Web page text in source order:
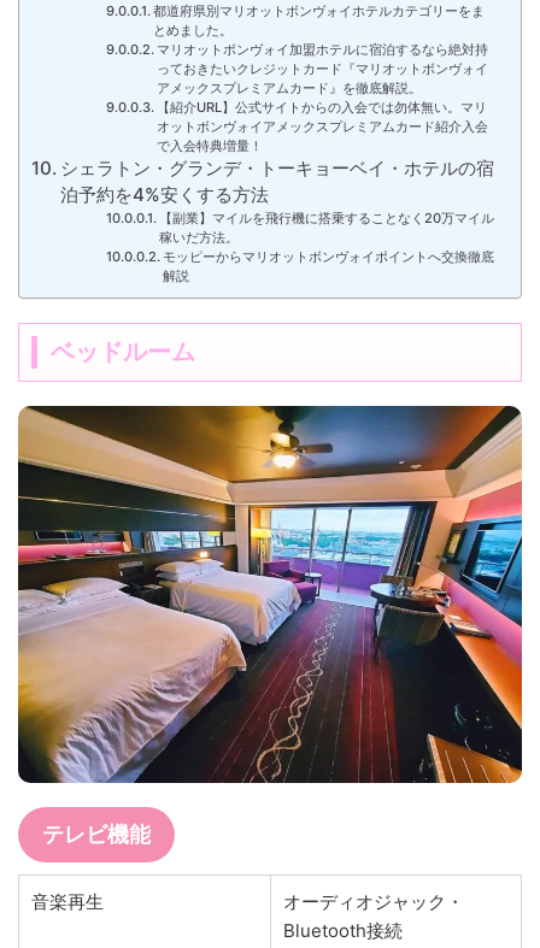
都道府県別マリオットボンヴォイホテルカテゴリーをま
とめました。
マリオットボンヴォイ加盟ホテルに宿泊するなら絶対持
っておきたいクレジットカード『マリオットボンヴォイ
アメックスプレミアムカード』を徹底解説。
【紹介URL】公式サイトからの入会では勿体無い。マリ
オットボンヴォイアメックスプレミアムカード紹介入会
で入会特典増量！
シェラトン・グランデ・トーキョーベイ・ホテルの宿
泊予約を4%安くする方法
【副業】マイルを飛行機に搭乗することなく20万マイル
稼いだ方法。
モッピーからマリオットボンヴォイポイントへ交換徹底
解説
ベッドルーム
テレビ機能
音楽再生
オーディオジャック・
Bluetooth接続